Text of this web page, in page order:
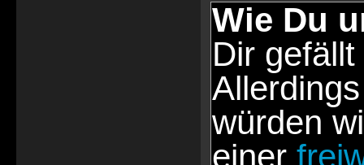
Wie Du
Dir
würden
einer